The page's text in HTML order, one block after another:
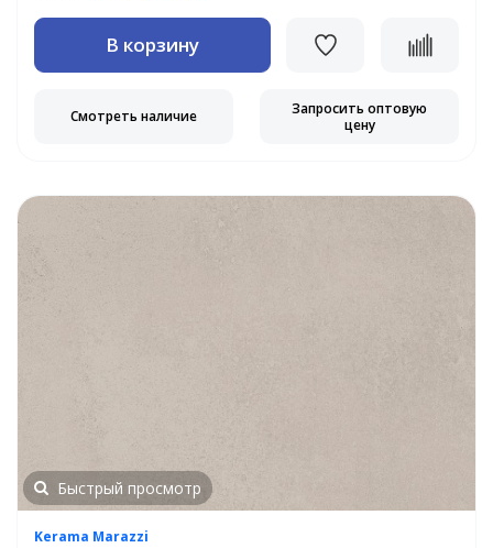
В корзину
Смотреть наличие
Запросить оптовую
цену
Быстрый просмотр
Kerama Marazzi